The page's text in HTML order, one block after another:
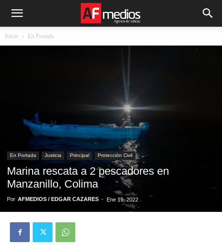
Inicio En Portada
En Portada Justicia Principal Protección Civil
Marina rescata a 2 pescadores en
Manzanillo, Colima
Por AFMEDIOS / EDGAR CAZARES - Ene 19, 2022